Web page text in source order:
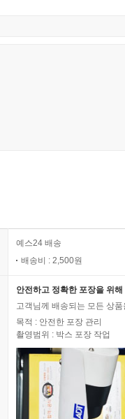
예스24 배송
배송비 : 2,500원
안전하고 정확한 포장을 위
고객님께 배송되는 모든 상
목적 : 안전한 포장 관리
촬영범위 : 박스 포장 작업